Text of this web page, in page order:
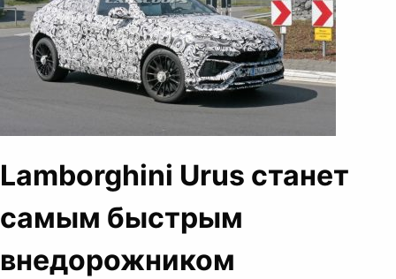
Lamborghini Urus станет
самым быстрым
внедорожником